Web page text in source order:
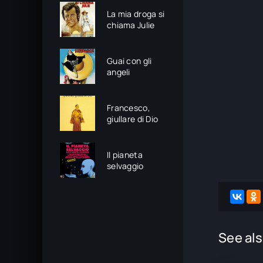
La mia droga si
chiama Julie
Guai con gli
angeli
Francesco,
giullare di Dio
Il pianeta
selvaggio
See